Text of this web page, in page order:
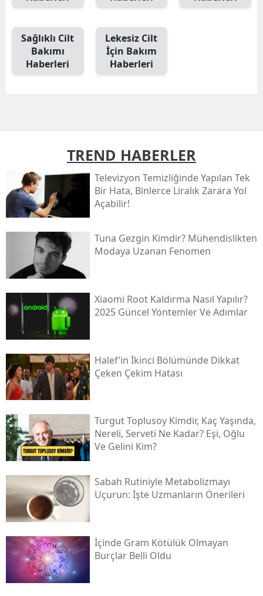
Sağlıklı Cilt
Bakımı
Haberleri
Lekesiz Cilt
İçin Bakım
Haberleri
TREND HABERLER
Televizyon Temizliğinde Yapılan Tek
Bir Hata, Binlerce Liralık Zarara Yol
Açabilir!
Tuna Gezgin Kimdir? Mühendislikten
Modaya Uzanan Fenomen
Xiaomi Root Kaldırma Nasıl Yapılır?
2025 Güncel Yöntemler Ve Adımlar
Halef’in İkinci Bölümünde Dikkat
Çeken Çekim Hatası
Turgut Toplusoy Kimdir, Kaç Yaşında,
Nereli, Serveti Ne Kadar? Eşi, Oğlu
Ve Gelini Kim?
Sabah Rutiniyle Metabolizmayı
Uçurun: İşte Uzmanların Önerileri
İçinde Gram Kötülük Olmayan
Burçlar Belli Oldu